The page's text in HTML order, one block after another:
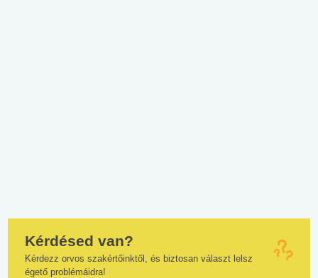
Kérdésed van?
Kérdezz orvos szakértőinktől, és biztosan választ lelsz
égető problémáidra!